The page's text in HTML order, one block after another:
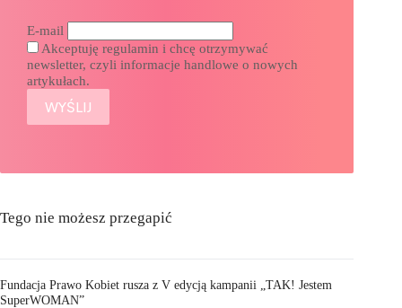
E-mail
Akceptuję regulamin i chcę otrzymywać
newsletter, czyli informacje handlowe o nowych
artykułach.
Tego nie możesz przegapić
Fundacja Prawo Kobiet rusza z V edycją kampanii „TAK! Jestem
SuperWOMAN”